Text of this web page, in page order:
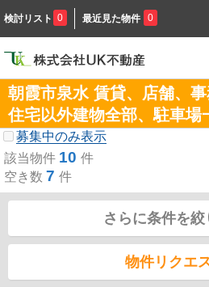
検討リスト 0 最近見た物件 0
朝霞市泉水 賃貸、店舗、事
住宅以外建物全部、駐車場
募集中のみ表示
該当物件 10 件
空き数 7 件
さらに条件を絞
物件リクエ